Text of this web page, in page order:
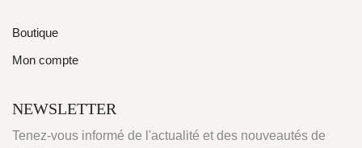
Boutique
Mon compte
NEWSLETTER
Tenez-vous informé de l'actualité et des nouveautés de